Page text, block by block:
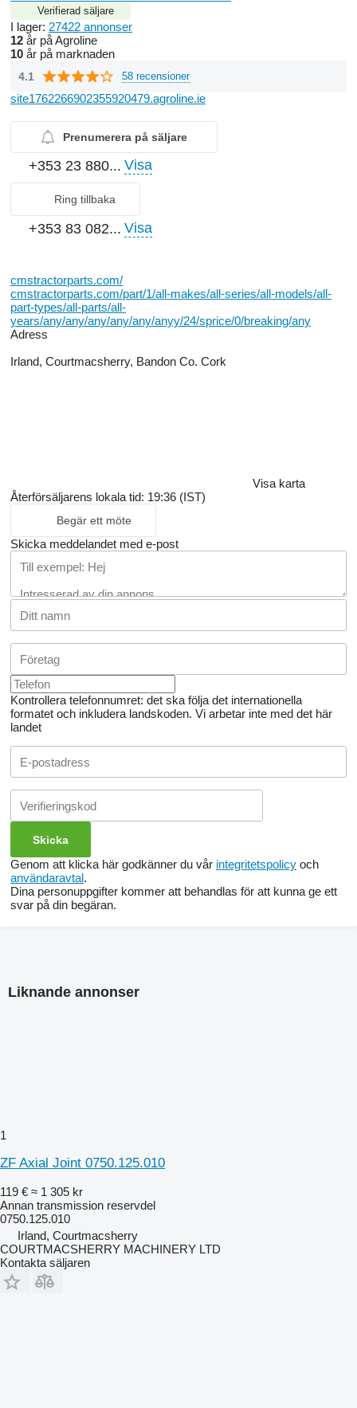
Verifierad säljare
I lager: 27422 annonser
12 år på Agroline
10 år på marknaden
4.1 58 recensioner
site1762266902355920479.agroline.ie
Prenumerera på säljare
+353 23 880... Visa
Ring tillbaka
+353 83 082... Visa
cmstractorparts.com/
cmstractorparts.com/part/1/all-makes/all-series/all-models/all-
part-types/all-parts/all-
years/any/any/any/any/any/anyy/24/sprice/0/breaking/any
Adress
Irland, Courtmacsherry, Bandon Co. Cork
Visa karta
Återförsäljarens lokala tid: 19:36 (IST)
Begär ett möte
Skicka meddelandet med e-post
Kontrollera telefonnumret: det ska följa det internationella
formatet och inkludera landskoden. Vi arbetar inte med det här
landet
Genom att klicka här godkänner du vår integritetspolicy och
användaravtal.
Dina personuppgifter kommer att behandlas för att kunna ge ett
svar på din begäran.
Liknande annonser
1
ZF Axial Joint 0750.125.010
119 € ≈ 1 305 kr
Annan transmission reservdel
0750.125.010
Irland, Courtmacsherry
COURTMACSHERRY MACHINERY LTD
Kontakta säljaren